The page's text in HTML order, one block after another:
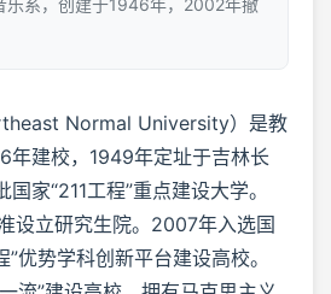
Normal University）是教
年建校，1949年定址于吉林长
家“211工程”重点建设大学。
设立研究生院。2007年入选国
优势学科创新平台建设高校。